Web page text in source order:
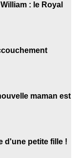
: le Royal
maman est
d'une petite fille !